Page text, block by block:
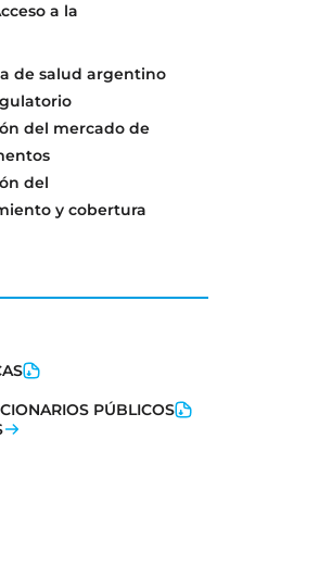
a la
de salud argentino
del mercado de
del
y cobertura
PÚBLICOS